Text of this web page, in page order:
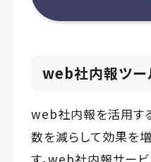
web社内報ツー
web社内報を活用す
数を減らして効果を